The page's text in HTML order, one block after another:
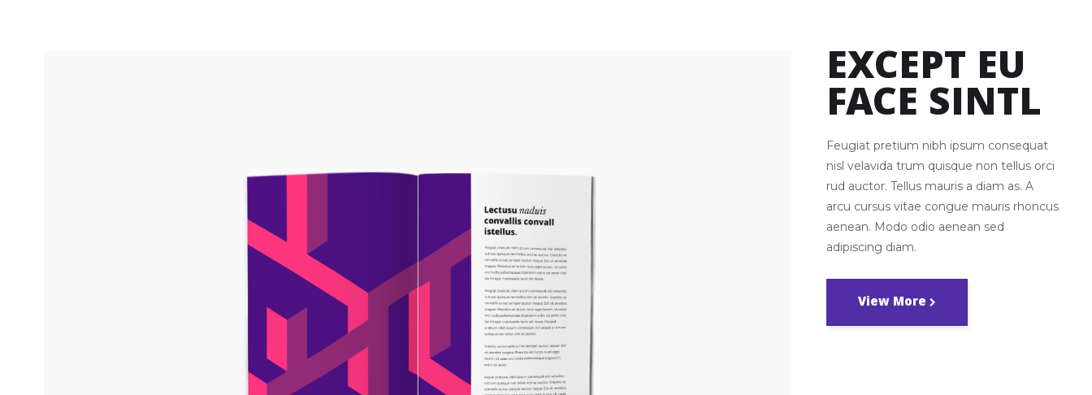
EXCEPT EU
FACE SINTL
Feugiat pretium nibh ipsum consequat
nisl velavida trum quisque non tellus orci
rud auctor. Tellus mauris a diam as. A
arcu cursus vitae congue mauris rhoncus
aenean. Modo odio aenean sed
adipiscing diam.
View More